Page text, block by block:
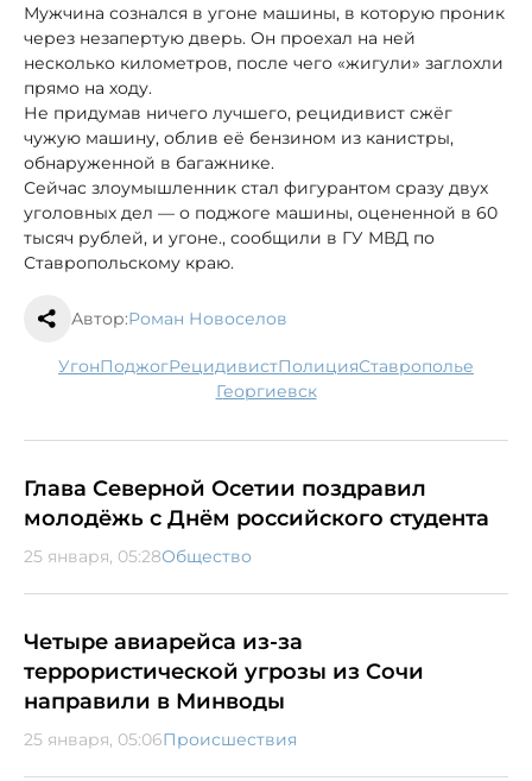
Мужчина сознался в угоне машины, в которую проник
через незапертую дверь. Он проехал на ней
несколько километров, после чего «жигули» заглохли
прямо на ходу.
Не придумав ничего лучшего, рецидивист сжёг
чужую машину, облив её бензином из канистры,
обнаруженной в багажнике.
Сейчас злоумышленник стал фигурантом сразу двух
уголовных дел — о поджоге машины, оцененной в 60
тысяч рублей, и угоне., сообщили в ГУ МВД по
Ставропольскому краю.
Автор:Роман Новоселов
угон поджог рецидивист полиция
Ставрополье
Георгиевск
Глава Северной Осетии поздравил
молодёжь с Днём российского студента
25 января, 05:28Общество
Четыре авиарейса из-за
террористической угрозы из Сочи
направили в Минводы
25 января, 05:06Происшествия